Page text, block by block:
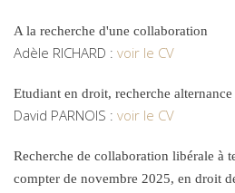
A la recherche d'une collaboration
Adèle RICHARD : voir le CV
Etudiant en droit, recherche alternance
David PARNOIS : voir le CV
Recherche de collaboration libérale à
compter de novembre 2025, en droit